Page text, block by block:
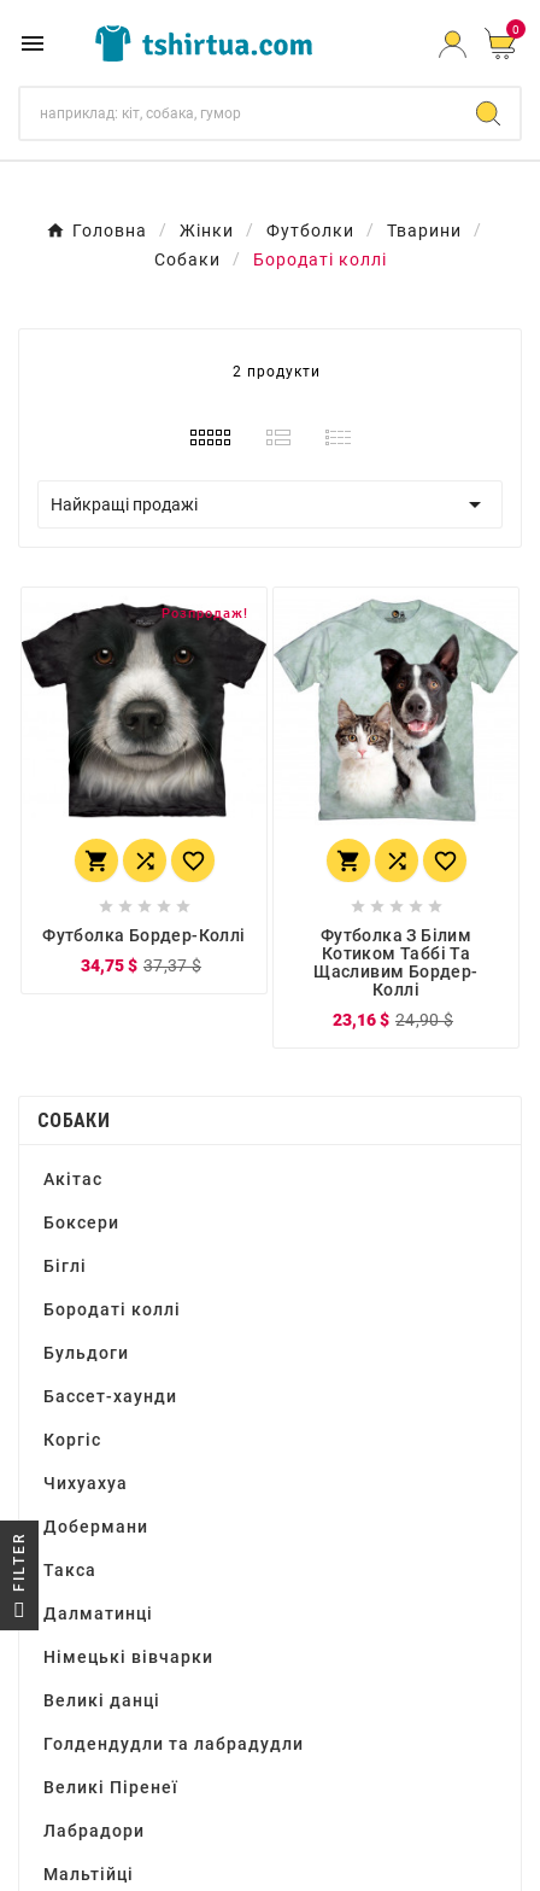
 0
Головна Жінки Футболки
Тварини
Собаки
Бородаті коллі
2 продукти
Найкращі продажі 
Розпродаж!
  
    
Футболка Бордер-Коллі
34,75 $ 37,37 $
  
    
Футболка З Білим
Котиком Таббі Та
Щасливим Бордер-
Коллі
23,16 $ 24,90 $
СОБАКИ
Акітас
Боксери
Біглі
Бородаті коллі
Бульдоги
Бассет-хаунди
Коргіс
Чихуахуа
Добермани
Такса
Далматинці
Німецькі вівчарки
Великі данці
Голдендудли та лабрадудли
Великі Піренеї
Лабрадори
Мальтійці
R